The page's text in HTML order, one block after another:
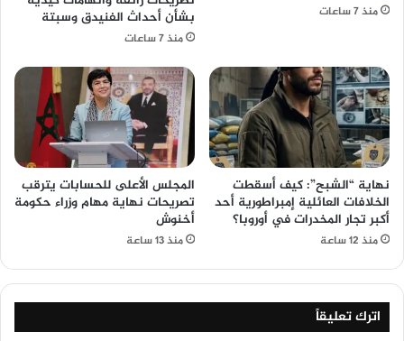
منذ 7 ساعات
بشأن أحداث الفنيدق وسبتة
منذ 7 ساعات
نهاية “الشبح”: كيف أسقطت
الخلافات العائلية إمبراطورية أحد
أكبر تجار المخدرات في أوروبا؟
منذ 12 ساعة
المجلس الأعلى للحسابات يترقب
تصريحات نهاية مهام وزراء حكومة
أخنوش
منذ 13 ساعة
اترك تعليقاً